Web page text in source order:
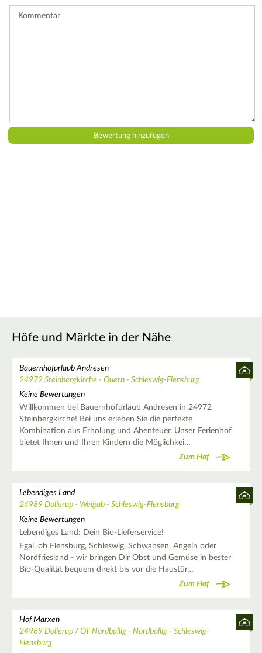
Höfe und Märkte in der Nähe
Bauernhofurlaub Andresen
24972 Steinbergkirche - Quern - Schleswig-Flensburg
Keine Bewertungen
Willkommen bei Bauernhofurlaub Andresen in 24972
Steinbergkirche! Bei uns erleben Sie die perfekte
Kombination aus Erholung und Abenteuer. Unser Ferienhof
bietet Ihnen und Ihren Kindern die Möglichkei…
Zum Hof
Lebendiges Land
24989 Dollerup - Weigab - Schleswig-Flensburg
Keine Bewertungen
Lebendiges Land: Dein Bio-Lieferservice!
Egal, ob Flensburg, Schleswig, Schwansen, Angeln oder
Nordfriesland - wir bringen Dir Obst und Gemüse in bester
Bio-Qualität bequem direkt bis vor die Haustür…
Zum Hof
Hof Marxen
24989 Dollerup / OT Nordballig - Nordballig - Schleswig-
Flensburg